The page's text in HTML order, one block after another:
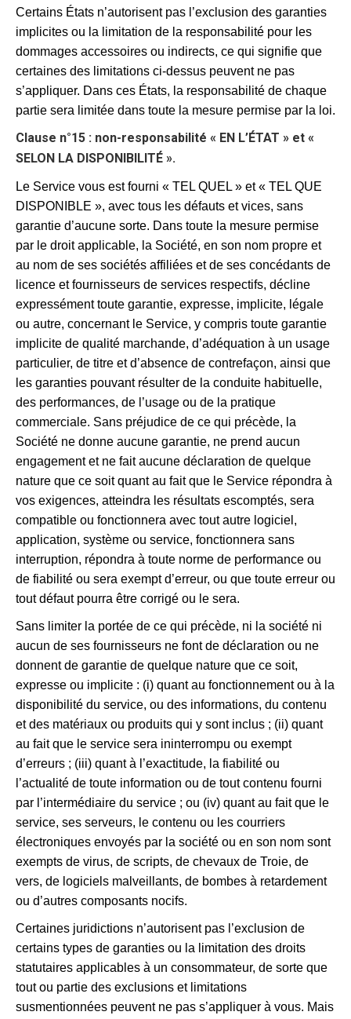
Certains États n’autorisent pas l’exclusion des garanties
implicites ou la limitation de la responsabilité pour les
dommages accessoires ou indirects, ce qui signifie que
certaines des limitations ci-dessus peuvent ne pas
s’appliquer. Dans ces États, la responsabilité de chaque
partie sera limitée dans toute la mesure permise par la loi.
Clause n°15 : non-responsabilité « EN L’ÉTAT » et «
SELON LA DISPONIBILITÉ ».
Le Service vous est fourni « TEL QUEL » et « TEL QUE
DISPONIBLE », avec tous les défauts et vices, sans
garantie d’aucune sorte. Dans toute la mesure permise
par le droit applicable, la Société, en son nom propre et
au nom de ses sociétés affiliées et de ses concédants de
licence et fournisseurs de services respectifs, décline
expressément toute garantie, expresse, implicite, légale
ou autre, concernant le Service, y compris toute garantie
implicite de qualité marchande, d’adéquation à un usage
particulier, de titre et d’absence de contrefaçon, ainsi que
les garanties pouvant résulter de la conduite habituelle,
des performances, de l’usage ou de la pratique
commerciale. Sans préjudice de ce qui précède, la
Société ne donne aucune garantie, ne prend aucun
engagement et ne fait aucune déclaration de quelque
nature que ce soit quant au fait que le Service répondra à
vos exigences, atteindra les résultats escomptés, sera
compatible ou fonctionnera avec tout autre logiciel,
application, système ou service, fonctionnera sans
interruption, répondra à toute norme de performance ou
de fiabilité ou sera exempt d’erreur, ou que toute erreur ou
tout défaut pourra être corrigé ou le sera.
Sans limiter la portée de ce qui précède, ni la société ni
aucun de ses fournisseurs ne font de déclaration ou ne
donnent de garantie de quelque nature que ce soit,
expresse ou implicite : (i) quant au fonctionnement ou à la
disponibilité du service, ou des informations, du contenu
et des matériaux ou produits qui y sont inclus ; (ii) quant
au fait que le service sera ininterrompu ou exempt
d’erreurs ; (iii) quant à l’exactitude, la fiabilité ou
l’actualité de toute information ou de tout contenu fourni
par l’intermédiaire du service ; ou (iv) quant au fait que le
service, ses serveurs, le contenu ou les courriers
électroniques envoyés par la société ou en son nom sont
exempts de virus, de scripts, de chevaux de Troie, de
vers, de logiciels malveillants, de bombes à retardement
ou d’autres composants nocifs.
Certaines juridictions n’autorisent pas l’exclusion de
certains types de garanties ou la limitation des droits
statutaires applicables à un consommateur, de sorte que
tout ou partie des exclusions et limitations
susmentionnées peuvent ne pas s’appliquer à vous. Mais